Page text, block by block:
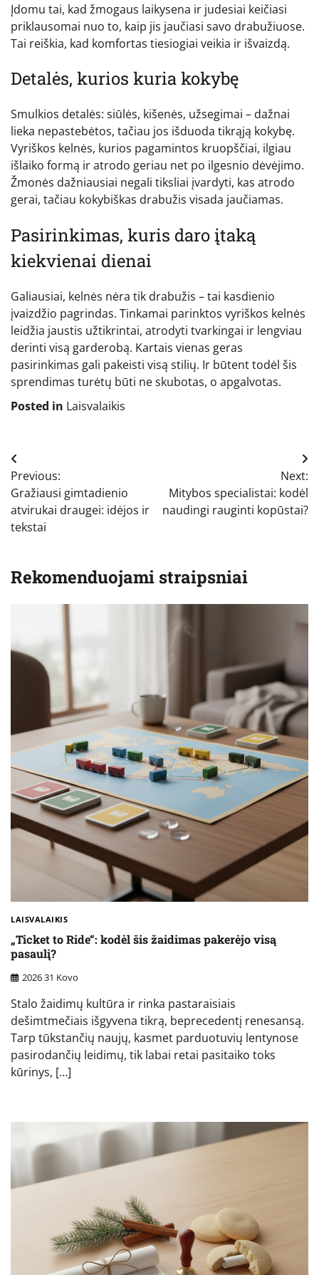
Įdomu tai, kad žmogaus laikysena ir judesiai keičiasi
priklausomai nuo to, kaip jis jaučiasi savo drabužiuose.
Tai reiškia, kad komfortas tiesiogiai veikia ir išvaizdą.
Detalės, kurios kuria kokybę
Smulkios detalės: siūlės, kišenės, užsegimai – dažnai
lieka nepastebėtos, tačiau jos išduoda tikrąją kokybę.
Vyriškos kelnės, kurios pagamintos kruopščiai, ilgiau
išlaiko formą ir atrodo geriau net po ilgesnio dėvėjimo.
Žmonės dažniausiai negali tiksliai įvardyti, kas atrodo
gerai, tačiau kokybiškas drabužis visada jaučiamas.
Pasirinkimas, kuris daro įtaką
kiekvienai dienai
Galiausiai, kelnės nėra tik drabužis – tai kasdienio
įvaizdžio pagrindas. Tinkamai parinktos vyriškos kelnės
leidžia jaustis užtikrintai, atrodyti tvarkingai ir lengviau
derinti visą garderobą. Kartais vienas geras
pasirinkimas gali pakeisti visą stilių. Ir būtent todėl šis
sprendimas turėtų būti ne skubotas, o apgalvotas.
Posted in Laisvalaikis
Navigacija
tarp
įrašų
Previous:
Gražiausi gimtadienio
atvirukai draugei: idėjos ir
tekstai
Next:
Mitybos specialistai: kodėl
naudingi rauginti kopūstai?
Rekomenduojami straipsniai
LAISVALAIKIS
„Ticket to Ride“: kodėl šis žaidimas pakerėjo visą
pasaulį?
2026 31 Kovo
Stalo žaidimų kultūra ir rinka pastaraisiais
dešimtmečiais išgyvena tikrą, beprecedentį renesansą.
Tarp tūkstančių naujų, kasmet parduotuvių lentynose
pasirodančių leidimų, tik labai retai pasitaiko toks
kūrinys, […]